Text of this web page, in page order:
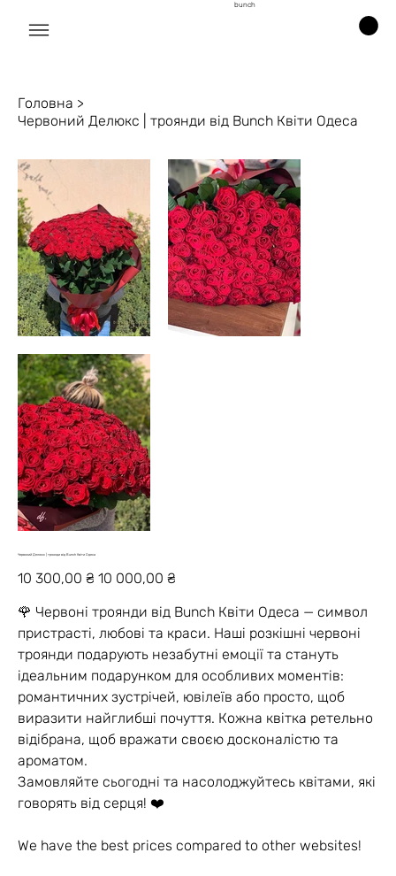
bunch
Головна >
Червоний Делюкс | троянди від Bunch Квіти Одеса
Червоний Делюкс | троянди від Bunch Квіти Одеса
Звичайна
ціна
10 300,00 ₴
Ціна
10 000,00 ₴
🌹 Червоні троянди від Bunch Квіти Одеса — символ
пристрасті, любові та краси. Наші розкішні червоні
троянди подарують незабутні емоції та стануть
ідеальним подарунком для особливих моментів:
романтичних зустрічей, ювілеїв або просто, щоб
виразити найглибші почуття. Кожна квітка ретельно
відібрана, щоб вражати своєю досконалістю та
ароматом.
Замовляйте сьогодні та насолоджуйтесь квітами, які
говорять від серця! ❤️
We have the best prices compared to other websites!